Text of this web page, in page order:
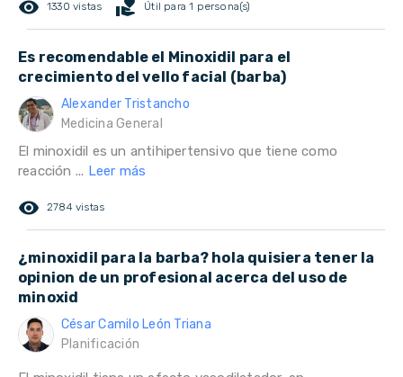
remove_red_eye 1330 vistas volunteer_activism Útil para 1 persona(s)
Es recomendable el Minoxidil para el
crecimiento del vello facial (barba)
Alexander Tristancho
Medicina General
El minoxidil es un antihipertensivo que tiene como
reacción ... Leer más
remove_red_eye 2784 vistas
¿minoxidil para la barba? hola quisiera tener la
opinion de un profesional acerca del uso de
minoxid
César Camilo León Triana
Planificación